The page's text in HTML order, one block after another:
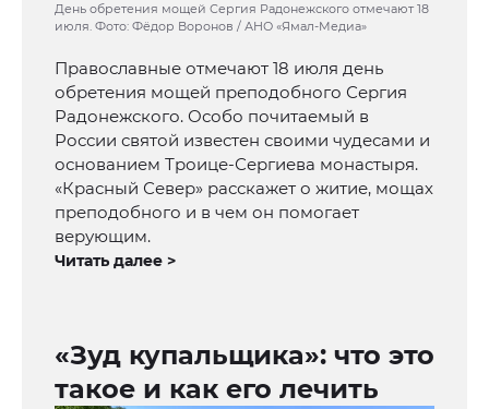
День обретения мощей Сергия Радонежского отмечают 18
июля. Фото: Фёдор Воронов / АНО «Ямал-Медиа»
Православные отмечают 18 июля день
обретения мощей преподобного Сергия
Радонежского. Особо почитаемый в
России святой известен своими чудесами и
основанием Троице-Сергиева монастыря.
«Красный Север» расскажет о житие, мощах
преподобного и в чем он помогает
верующим.
Читать далее >
«Зуд купальщика»: что это
такое и как его лечить